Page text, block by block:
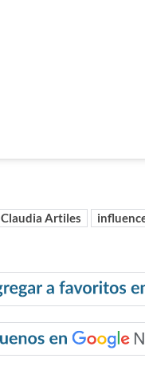
Claudia Artiles